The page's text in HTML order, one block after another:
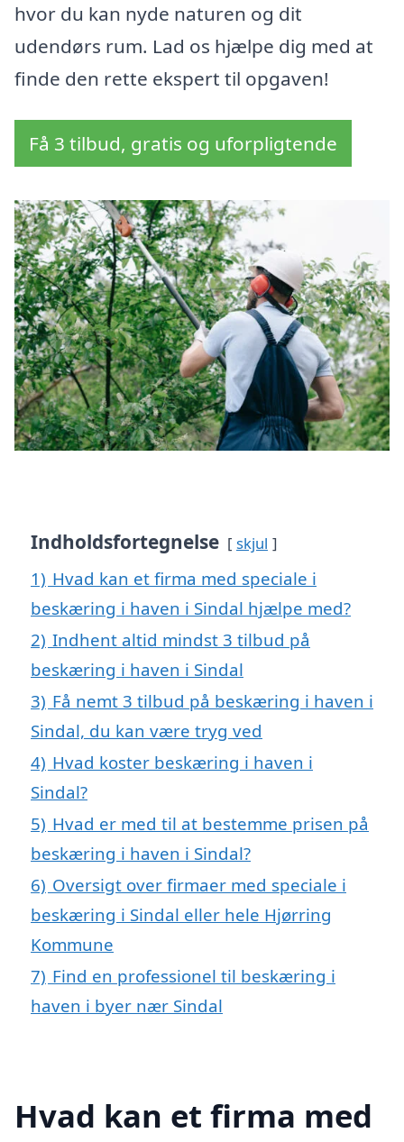
hvor du kan nyde naturen og dit
udendørs rum. Lad os hjælpe dig med at
finde den rette ekspert til opgaven!
Få 3 tilbud, gratis og uforpligtende
Indholdsfortegnelse skjul
1) Hvad kan et firma med speciale i
beskæring i haven i Sindal hjælpe med?
2) Indhent altid mindst 3 tilbud på
beskæring i haven i Sindal
3) Få nemt 3 tilbud på beskæring i haven i
Sindal, du kan være tryg ved
4) Hvad koster beskæring i haven i
Sindal?
5) Hvad er med til at bestemme prisen på
beskæring i haven i Sindal?
6) Oversigt over firmaer med speciale i
beskæring i Sindal eller hele Hjørring
Kommune
7) Find en professionel til beskæring i
haven i byer nær Sindal
Hvad kan et firma med